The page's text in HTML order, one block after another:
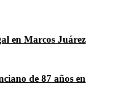
en Marcos Juárez
de 87 años en